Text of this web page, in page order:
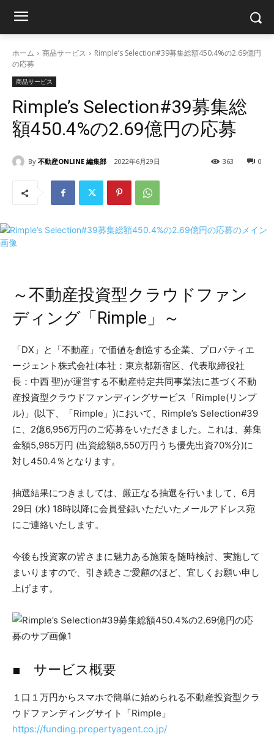
ホーム 商品サービス
Rimple’s Selection#39募集総額450.4%の2.69億円
の応募
商品サービス
Rimple’s Selection#39募集総
額450.4%の2.69億円の応募
By 不動産ONLINE 編集部 2022年6月29日 0
363
～不動産投資型クラウドファン
ディング「Rimple」～
「DX」と「不動産」で価値を創造する企業、プロパティエ
ージェント株式会社(本社：東京都新宿区、代表取締役社
長：中西 聖)が運営する不動産特定共同事業法に基づく不動
産投資型クラウドファンディングサービス「Rimple(リンプ
ル)」(以下、「Rimple」)において、Rimple’s Selection#39
に、2億6,956万円のご応募をいただきました。これは、募集
金額5,985万円 (出資総額8,550万円うち優先出資70%分)に
対し450.4％となります。
抽選結果につきましては、厳正なる抽選を行いまして、6月
29日 (水) 18時以降に会員登録いただいたメールアドレス宛
にご連絡いたします。
今後も投資家の皆さまに魅力ある施策を随時検討、実施して
まいりますので、引き続きご愛顧のほど、宜しくお願い申し
上げます。
■ サービス概要
１口１万円からスマホで簡単に始められる不動産投資型クラ
ウドファンディングサイト「Rimple」
https://funding.propertyagent.co.jp/